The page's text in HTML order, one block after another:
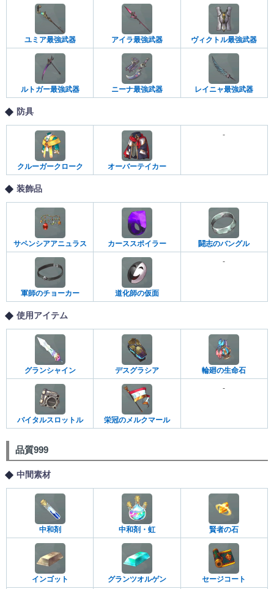
ユミア最強武器 アイラ最強武器 ヴィクトル最強武器
ルトガー最強武器 ニーナ最強武器 レイニャ最強武器
防具
クルーガークローク オーバーテイカー
-
装飾品
サペンシアアニュラス カーススポイラー 闘志のバングル
軍師のチョーカー 道化師の仮面
-
使用アイテム
グランシャイン デスグラシア 輪廻の生命石
バイタルスロットル 栄冠のメルクマール
-
品質999
中間素材
中和剤 中和剤・虹 賢者の石
インゴット グランツオルゲン セージコート